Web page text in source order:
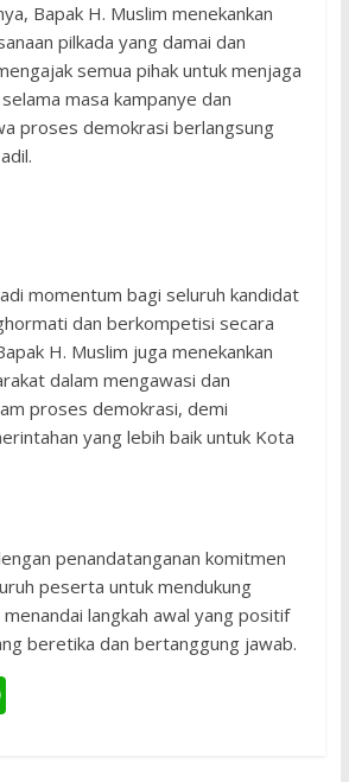
Bapak H. Muslim menekankan
pilkada yang damai dan
semua pihak untuk menjaga
masa kampanye dan
proses demokrasi berlangsung
momentum bagi seluruh kandidat
dan berkompetisi secara
H. Muslim juga menekankan
dalam mengawasi dan
proses demokrasi, demi
yang lebih baik untuk Kota
penandatanganan komitmen
peserta untuk mendukung
langkah awal yang positif
beretika dan bertanggung jawab.
W